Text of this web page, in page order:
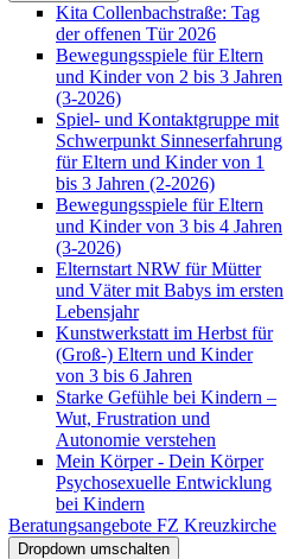
Kita Collenbachstraße: Tag
der offenen Tür 2026
Bewegungsspiele für Eltern
und Kinder von 2 bis 3 Jahren
(3-2026)
Spiel- und Kontaktgruppe mit
Schwerpunkt Sinneserfahrung
für Eltern und Kinder von 1
bis 3 Jahren (2-2026)
Bewegungsspiele für Eltern
und Kinder von 3 bis 4 Jahren
(3-2026)
Elternstart NRW für Mütter
und Väter mit Babys im ersten
Lebensjahr
Kunstwerkstatt im Herbst für
(Groß-) Eltern und Kinder
von 3 bis 6 Jahren
Starke Gefühle bei Kindern –
Wut, Frustration und
Autonomie verstehen
Mein Körper - Dein Körper
Psychosexuelle Entwicklung
bei Kindern
Beratungsangebote FZ Kreuzkirche
Dropdown umschalten